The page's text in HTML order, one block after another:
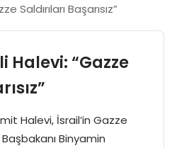
Saldırıları Başarısız”
Halevi: “Gazze
Halevi, İsrail’in Gazze
Başbakanı Binyamin